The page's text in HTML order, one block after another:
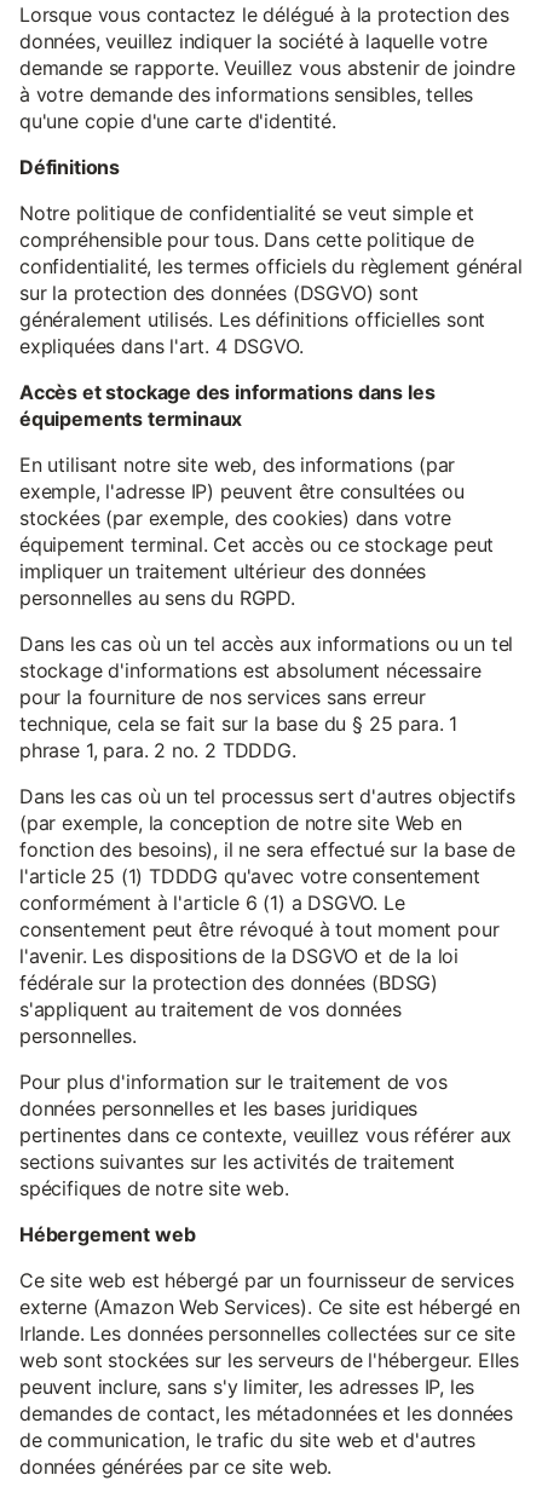
Lorsque vous contactez le délégué à la protection des
données, veuillez indiquer la société à laquelle votre
demande se rapporte. Veuillez vous abstenir de joindre
à votre demande des informations sensibles, telles
qu'une copie d'une carte d'identité.
Définitions
Notre politique de confidentialité se veut simple et
compréhensible pour tous. Dans cette politique de
confidentialité, les termes officiels du règlement général
sur la protection des données (DSGVO) sont
généralement utilisés. Les définitions officielles sont
expliquées dans l'art. 4 DSGVO.
Accès et stockage des informations dans les
équipements terminaux
En utilisant notre site web, des informations (par
exemple, l'adresse IP) peuvent être consultées ou
stockées (par exemple, des cookies) dans votre
équipement terminal. Cet accès ou ce stockage peut
impliquer un traitement ultérieur des données
personnelles au sens du RGPD.
Dans les cas où un tel accès aux informations ou un tel
stockage d'informations est absolument nécessaire
pour la fourniture de nos services sans erreur
technique, cela se fait sur la base du § 25 para. 1
phrase 1, para. 2 no. 2 TDDDG.
Dans les cas où un tel processus sert d'autres objectifs
(par exemple, la conception de notre site Web en
fonction des besoins), il ne sera effectué sur la base de
l'article 25 (1) TDDDG qu'avec votre consentement
conformément à l'article 6 (1) a DSGVO. Le
consentement peut être révoqué à tout moment pour
l'avenir. Les dispositions de la DSGVO et de la loi
fédérale sur la protection des données (BDSG)
s'appliquent au traitement de vos données
personnelles.
Pour plus d'information sur le traitement de vos
données personnelles et les bases juridiques
pertinentes dans ce contexte, veuillez vous référer aux
sections suivantes sur les activités de traitement
spécifiques de notre site web.
Hébergement web
Ce site web est hébergé par un fournisseur de services
externe (Amazon Web Services). Ce site est hébergé en
Irlande. Les données personnelles collectées sur ce site
web sont stockées sur les serveurs de l'hébergeur. Elles
peuvent inclure, sans s'y limiter, les adresses IP, les
demandes de contact, les métadonnées et les données
de communication, le trafic du site web et d'autres
données générées par ce site web.